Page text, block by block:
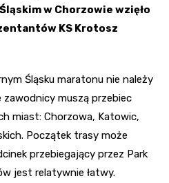
w Chorzowie wzięło
KS Krotosz
Śląsku maratonu nie należy
muszą przebiec
miast: Chorzowa, Katowic,
Początek trasy może
przebiegający przez Park
jest relatywnie łatwy.